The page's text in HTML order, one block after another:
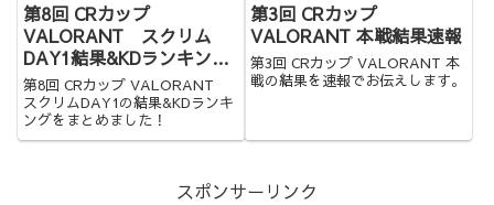
第8回 CRカップ
VALORANT スクリム
DAY1結果&KDランキング
まとめ
第8回 CRカップ VALORANT
スクリムDAY1の結果&KDランキ
ングをまとめました！
第3回 CRカップ
VALORANT 本戦結果速報
第3回 CRカップ VALORANT 本
戦の結果を速報でお伝えします。
スポンサーリンク